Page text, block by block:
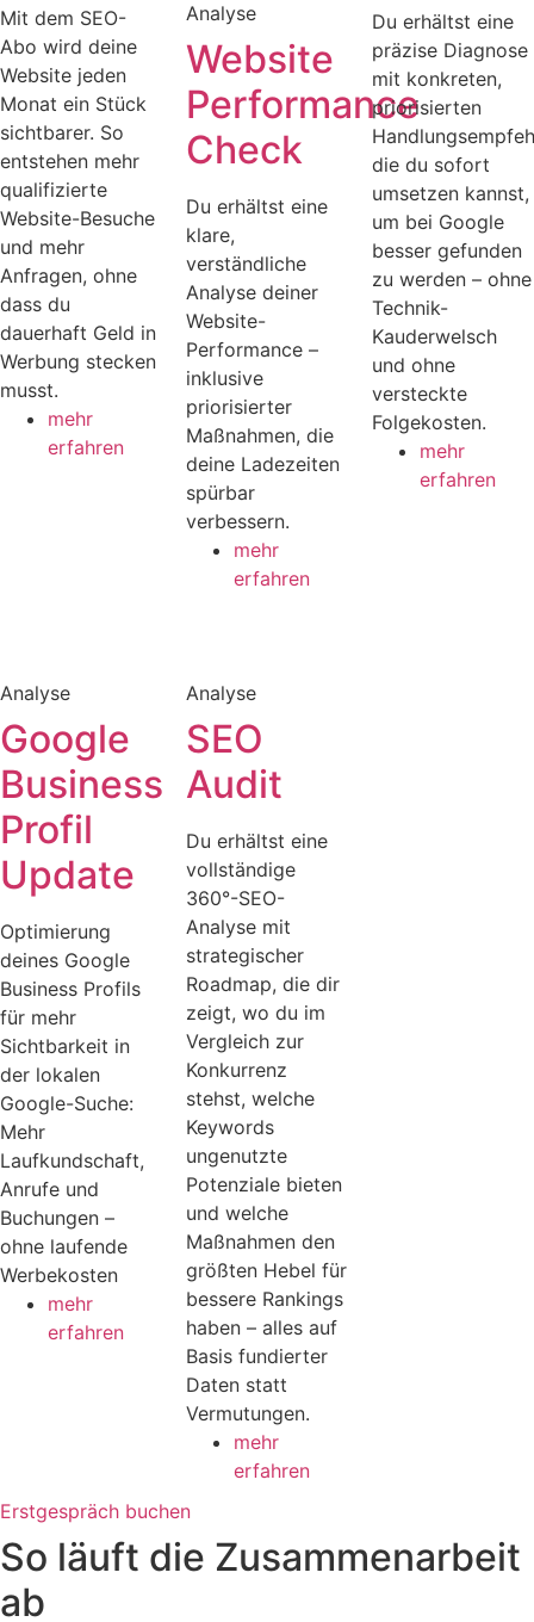
Mit dem SEO-
Abo wird deine
Website jeden
Monat ein Stück
sichtbarer. So
entstehen mehr
qualifizierte
Website-Besuche
und mehr
Anfragen, ohne
dass du
dauerhaft Geld in
Werbung stecken
musst.
mehr
erfahren
Analyse
Website
Performance
Check
Du erhältst eine
klare,
verständliche
Analyse deiner
Website-
Performance –
inklusive
priorisierter
Maßnahmen, die
deine Ladezeiten
spürbar
verbessern.
mehr
erfahren
Du erhältst eine
präzise Diagnose
mit konkreten,
priorisierten
die du sofort
umsetzen kannst,
um bei Google
besser gefunden
zu werden – ohne
Technik-
Kauderwelsch
und ohne
versteckte
Folgekosten.
mehr
erfahren
Analyse
Google
Business
Profil
Update
Optimierung
deines Google
Business Profils
für mehr
Sichtbarkeit in
der lokalen
Google-Suche:
Mehr
Laufkundschaft,
Anrufe und
Buchungen –
ohne laufende
Werbekosten
mehr
erfahren
Analyse
SEO
Audit
Du erhältst eine
vollständige
360°-SEO-
Analyse mit
strategischer
Roadmap, die dir
zeigt, wo du im
Vergleich zur
Konkurrenz
stehst, welche
Keywords
ungenutzte
Potenziale bieten
und welche
Maßnahmen den
größten Hebel für
bessere Rankings
haben – alles auf
Basis fundierter
Daten statt
Vermutungen.
mehr
erfahren
Erstgespräch buchen
So läuft die Zusammenarbeit
ab